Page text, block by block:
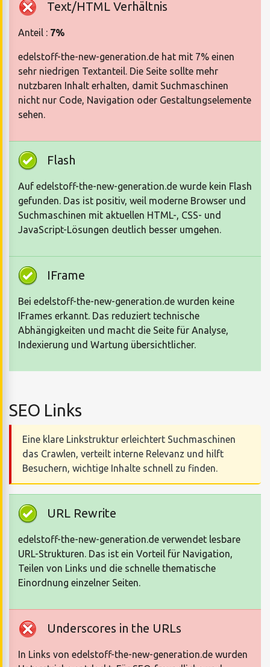
Text/HTML Verhältnis
Anteil : 7%
edelstoff-the-new-generation.de hat mit 7% einen
sehr niedrigen Textanteil. Die Seite sollte mehr
nutzbaren Inhalt erhalten, damit Suchmaschinen
nicht nur Code, Navigation oder Gestaltungselemente
sehen.
Flash
Auf edelstoff-the-new-generation.de wurde kein Flash
gefunden. Das ist positiv, weil moderne Browser und
Suchmaschinen mit aktuellen HTML-, CSS- und
JavaScript-Lösungen deutlich besser umgehen.
IFrame
Bei edelstoff-the-new-generation.de wurden keine
IFrames erkannt. Das reduziert technische
Abhängigkeiten und macht die Seite für Analyse,
Indexierung und Wartung übersichtlicher.
SEO Links
Eine klare Linkstruktur erleichtert Suchmaschinen
das Crawlen, verteilt interne Relevanz und hilft
Besuchern, wichtige Inhalte schnell zu finden.
URL Rewrite
edelstoff-the-new-generation.de verwendet lesbare
URL-Strukturen. Das ist ein Vorteil für Navigation,
Teilen von Links und die schnelle thematische
Einordnung einzelner Seiten.
Underscores in the URLs
In Links von edelstoff-the-new-generation.de wurden